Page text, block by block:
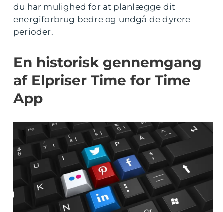
du har mulighed for at planlægge dit
energiforbrug bedre og undgå de dyrere
perioder.
En historisk gennemgang
af Elpriser Time for Time
App